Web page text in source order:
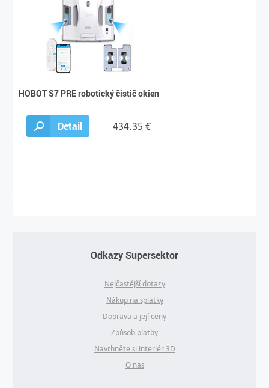
HOBOT S7 PRE robotický čistič okien
Detail 434.35 €
Odkazy Supersektor
Nejčastější dotazy
Nákup na splátky
Doprava a její ceny
Způsob platby
Navrhněte si interiér 3D
O nás